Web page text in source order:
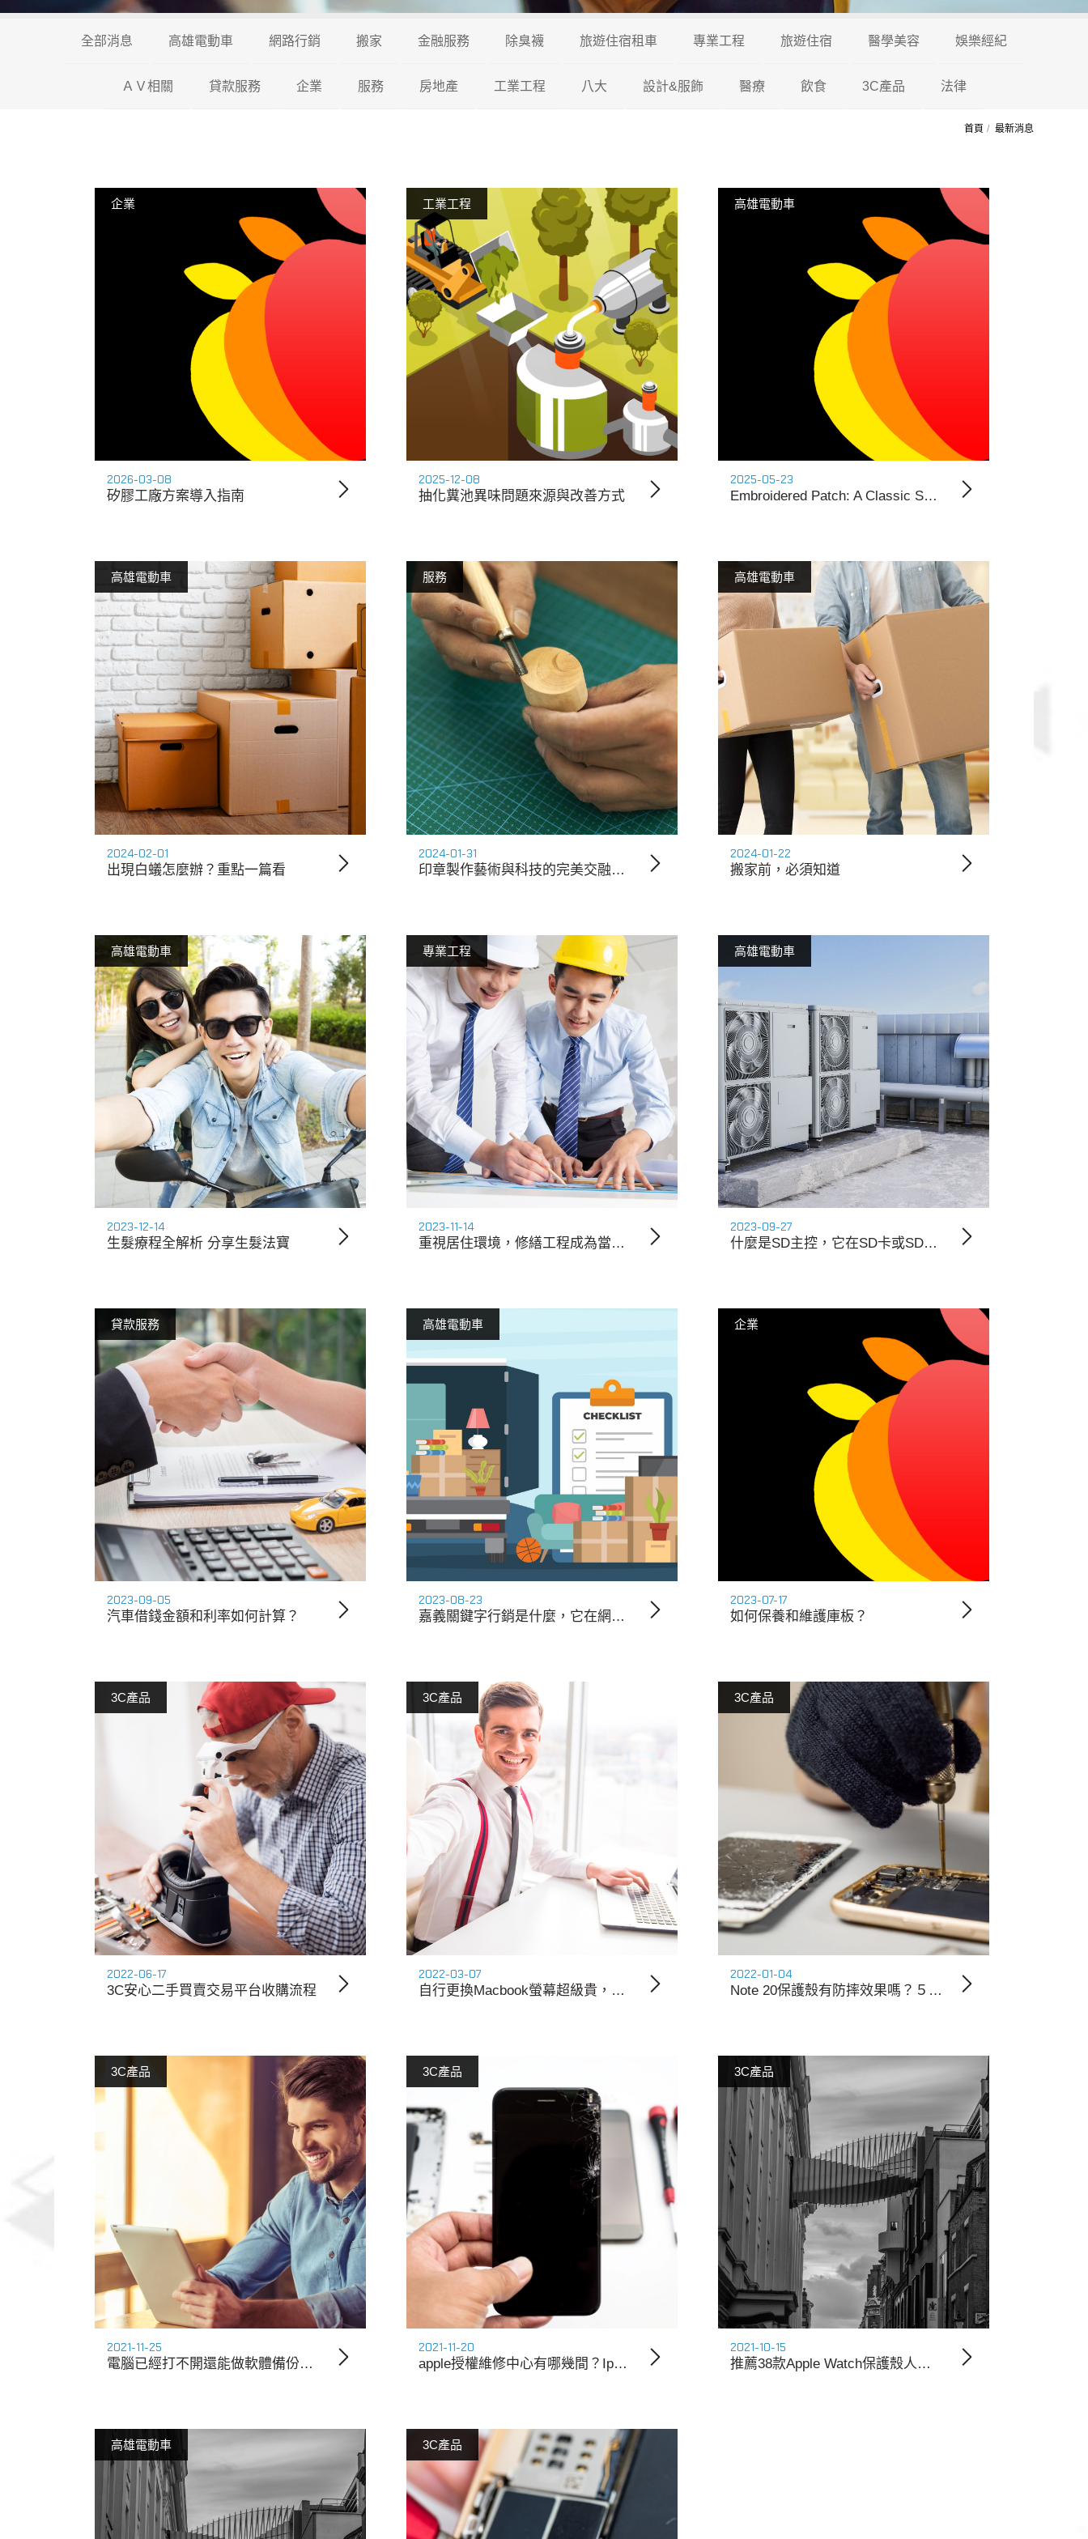
全部消息 高雄電動車 網路行銷 搬家 金融服務 除臭襪 旅遊住宿租車 專業工程 旅遊住宿 醫學美容 娛樂經紀
ＡＶ相關 貸款服務 企業 服務 房地產 工業工程 八大 設計&服飾 醫療 飲食 3C產品 法律
首頁 最新消息
企業
2026-03-08
矽膠工廠方案導入指南
工業工程
2025-12-08
抽化糞池異味問題來源與改善方式
高雄電動車
2025-05-23
Embroidered Patch: A Classic Symbol of Craftsmanship and Identity
高雄電動車
2024-02-01
出現白蟻怎麼辦？重點一篇看
服務
2024-01-31
印章製作藝術與科技的完美交融：探索當代創新與應用
高雄電動車
2024-01-22
搬家前，必須知道
高雄電動車
2023-12-14
生髮療程全解析 分享生髮法寶
專業工程
2023-11-14
重視居住環境，修繕工程成為當務之急
高雄電動車
2023-09-27
什麼是SD主控，它在SD卡或SD記憶卡中的作用是什麼？
貸款服務
2023-09-05
汽車借錢金額和利率如何計算？
高雄電動車
2023-08-23
嘉義關鍵字行銷是什麼，它在網站推廣中扮演什麼角色？
企業
2023-07-17
如何保養和維護庫板？
3C產品
2022-06-17
3C安心二手買賣交易平台收購流程
3C產品
2022-03-07
自行更換Macbook螢幕超級貴，壓低維修價格就靠這五招
3C產品
2022-01-04
Note 20保護殼有防摔效果嗎？５個三星防摔殼推薦給您！
3C產品
2021-11-25
電腦已經打不開還能做軟體備份嗎？-士林電腦維修常見QA
3C產品
2021-11-20
apple授權維修中心有哪幾間？Iphone、Mac維修挑選技巧
3C產品
2021-10-15
推薦38款Apple Watch保護殼人氣排行【2021年最新版】
高雄電動車 3C產品